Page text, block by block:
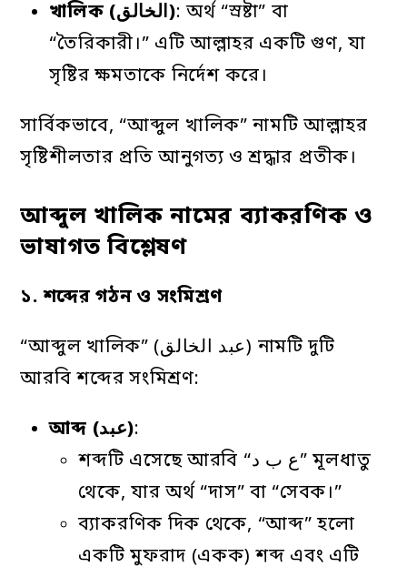
খালিক (الخالق): অর্থ “স্রষ্টা” বা
“তৈরিকারী।” এটি আল্লাহর একটি গুণ, যা
সৃষ্টির ক্ষমতাকে নির্দেশ করে।
সার্বিকভাবে, “আব্দুল খালিক” নামটি আল্লাহর
সৃষ্টিশীলতার প্রতি আনুগত্য ও শ্রদ্ধার প্রতীক।
আব্দুল খালিক নামের ব্যাকরণিক ও
ভাষাগত বিশ্লেষণ
১.শব্দের গঠন ও সংমিশ্রণ
“আব্দুল খালিক” (عبد الخالق) নামটি দুটি
আরবি শব্দের সংমিশ্রণ:
আব্দ (عبد):
শব্দটি এসেছে আরবি “ع ب د” মূলধাতু
থেকে, যার অর্থ “দাস” বা “সেবক।”
ব্যাকরণিক দিক থেকে, “আব্দ” হলো
একটি মুফরাদ (একক) শব্দ এবং এটি